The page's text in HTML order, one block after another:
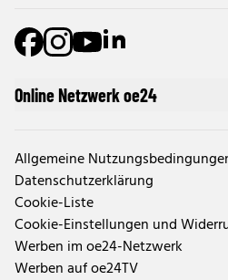
Online Netzwerk oe24
Allgemeine
Datenschutzerklärung
Cookie-Liste
Cookie-Einstellungen und
Werben im oe24-Netzwerk
Werben auf oe24TV